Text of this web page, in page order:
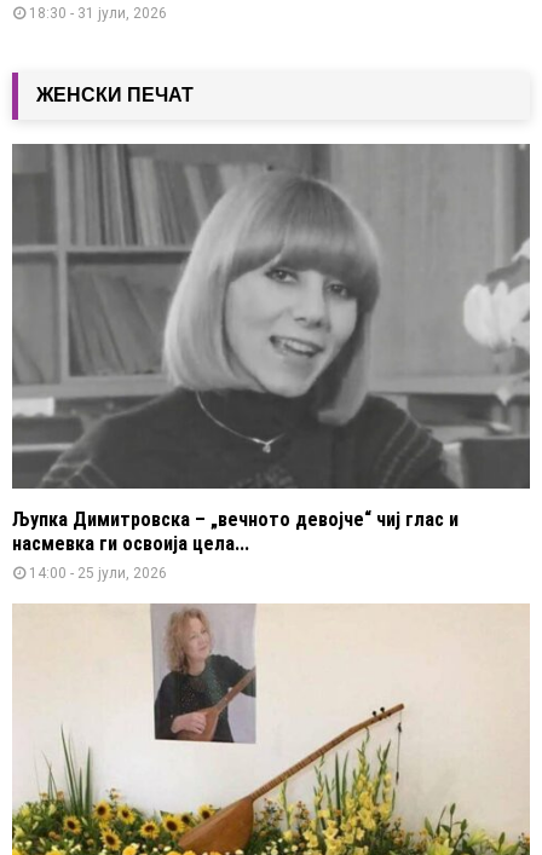
18:30 - 31 јули, 2026
ЖЕНСКИ ПЕЧАТ
Љупка Димитровска – „вечното девојче“ чиј глас и
насмевка ги освоија цела...
14:00 - 25 јули, 2026